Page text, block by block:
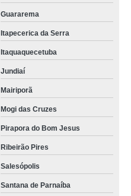
Guararema
Itapecerica da Serra
Itaquaquecetuba
Jundiaí
Mairiporã
Mogi das Cruzes
Pirapora do Bom Jesus
Ribeirão Pires
Salesópolis
Santana de Parnaíba